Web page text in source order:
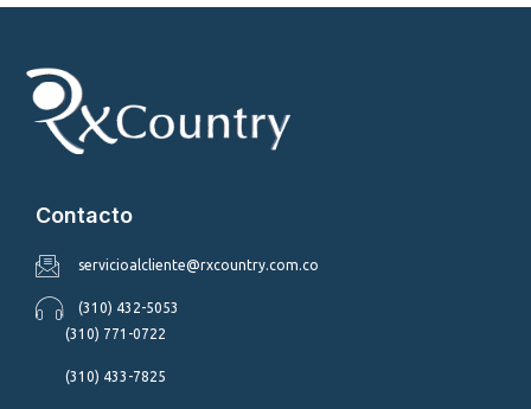
Contacto
servicioalcliente@rxcountry.com.co
(310) 432-5053
(310) 771-0722
(310) 433-7825